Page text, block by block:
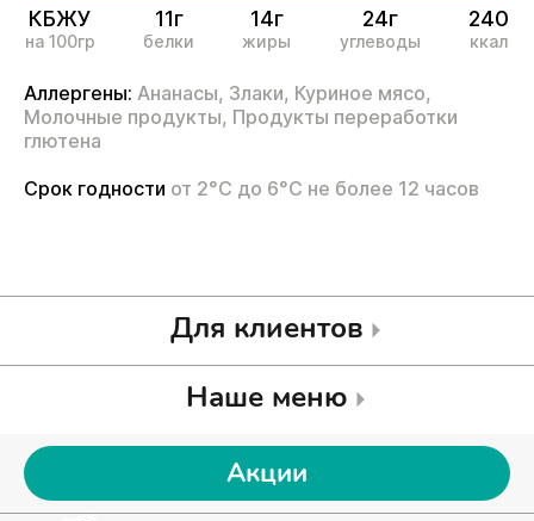
КБЖУ
на 100гр
11г
белки
14г
жиры
24г
углеводы
240
ккал
Аллергены: Ананасы, Злаки, Куриное мясо,
Молочные продукты, Продукты переработки
глютена
Срок годности от 2°С до 6°С не более 12 часов
Для клиентов
Наше меню
Акции